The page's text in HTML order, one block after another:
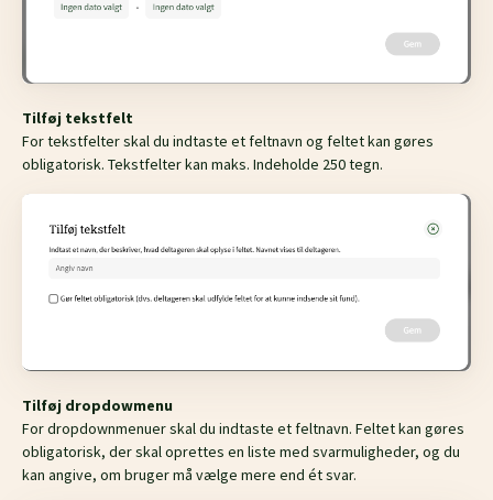
Tilføj tekstfelt
For tekstfelter skal du indtaste et feltnavn og feltet kan gøres
obligatorisk. Tekstfelter kan maks. Indeholde 250 tegn.
Tilføj dropdowmenu
For dropdownmenuer skal du indtaste et feltnavn. Feltet kan gøres
obligatorisk, der skal oprettes en liste med svarmuligheder, og du
kan angive, om bruger må vælge mere end ét svar.